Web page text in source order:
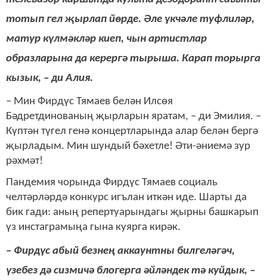
тотып гел җырлап йөрде. Әле үкчәле туфлиләр,
матур күлмәкләр киеп, чын артистлар
образларына да керергә тырыша. Карап торырга
кызык, – ди Алия.
– Мин Фирдүс Тямаев белән Илсөя
Бәдретдинованың җырларын яратам, – ди Эмилия. –
Күптән түгел генә концертларында алар белән бергә
җырладым. Мин шундый бәхетле! Әти-әниемә зур
рәхмәт!
Пандемия чорында Фирдүс Тямаев социаль
челтәрләрдә конкурс игълан иткән иде. Шарты да
бик гади: аның репертуарындагы җырны башкарып
үз инстаграмыңа гына куярга кирәк.
– Фирдүс абый безнең аккаунтны билгеләгәч,
үзебез дә сизмичә блогерга әйләндек тә куйдык, –